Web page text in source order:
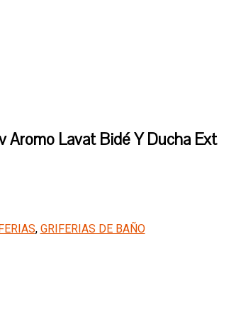
Aromo Lavat Bidé Y Ducha Ext
, GRIFERIAS DE BAÑO